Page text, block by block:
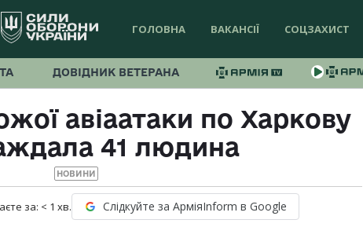
ГОЛОВНА ВАКАНСІЇ СОЦЗАХИСТ
ДОВІДНИК ВЕТЕРАНА
авіаатаки по Харкову
41 людина
НОВИНИ
за: < 1 хв. Слідкуйте за АрміяInform в Google